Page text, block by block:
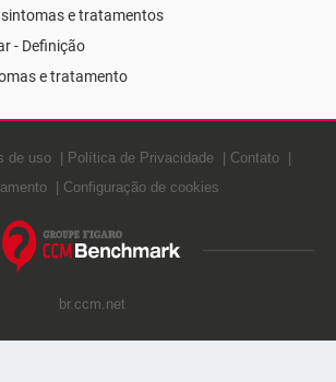
sintomas e tratamentos
- Definição
e tratamento
de uso Política de Privacidade
Contato
Configuração de cookies
br.ccm.net